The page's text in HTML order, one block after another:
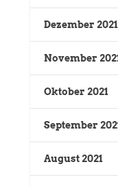
Dezember 2021
November
Oktober 2021
September
August 2021